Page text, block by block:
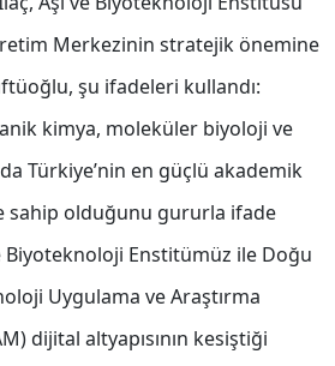
Merkezinin stratejik önemine
şu ifadeleri kullandı:
kimya, moleküler biyoloji ve
Türkiye’nin en güçlü akademik
sahip olduğunu gururla ifade
Biyoteknoloji Enstitümüz ile Doğu
Uygulama ve Araştırma
dijital altyapısının kesiştiği